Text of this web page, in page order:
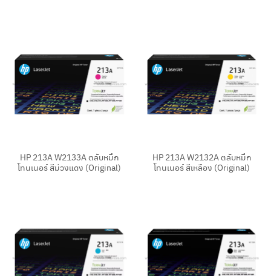
HP 213A W2133A ตลับหมึก
โทนเนอร์ สีม่วงแดง (Original)
HP 213A W2132A ตลับหมึก
โทนเนอร์ สีเหลือง (Original)